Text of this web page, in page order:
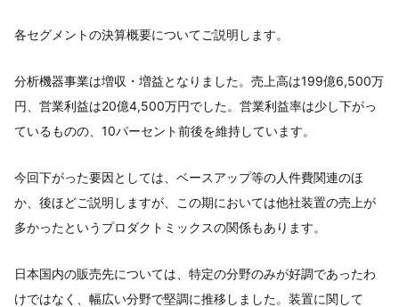
各セグメントの決算概要についてご説明します。
分析機器事業は増収・増益となりました。売上高は199億6,500万
円、営業利益は20億4,500万円でした。営業利益率は少し下がっ
ているものの、10パーセント前後を維持しています。
今回下がった要因としては、ベースアップ等の人件費関連のほ
か、後ほどご説明しますが、この期においては他社装置の売上が
多かったというプロダクトミックスの関係もあります。
日本国内の販売先については、特定の分野のみが好調であったわ
けではなく、幅広い分野で堅調に推移しました。装置に関して